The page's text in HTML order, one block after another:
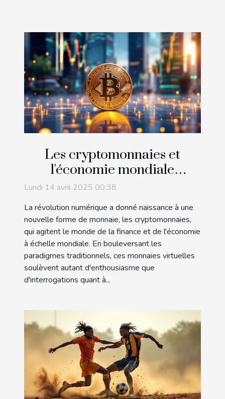
Les cryptomonnaies et
l'économie mondiale
comprendre leur impact et
leur potentiel futur
Lundi 14 avril 2025 00:38
La révolution numérique a donné naissance à une
nouvelle forme de monnaie, les cryptomonnaies,
qui agitent le monde de la finance et de l'économie
à échelle mondiale. En bouleversant les
paradigmes traditionnels, ces monnaies virtuelles
soulèvent autant d'enthousiasme que
d'interrogations quant à...